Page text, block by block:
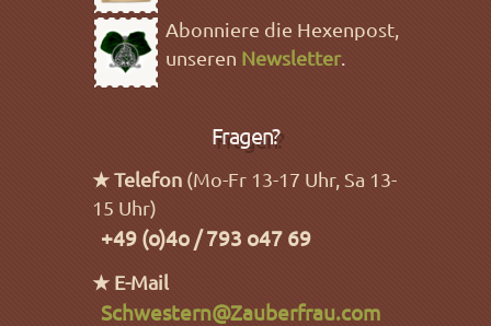
Abonniere die Hexenpost,
unseren Newsletter.
Fragen?
★ Telefon (Mo-Fr 13-17 Uhr, Sa 13-
15 Uhr)
+49 (o)4o / 793 o47 69
★ E-Mail
Schwestern@Zauberfrau.com